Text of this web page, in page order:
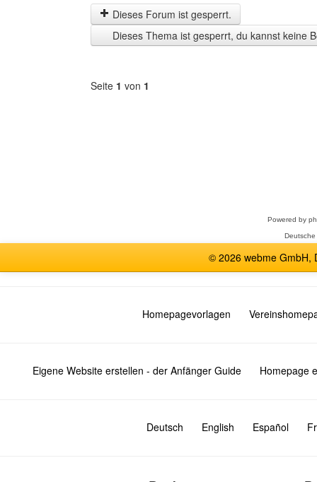
letzten
Zeit
anzeigen
Dieses Forum ist gesperrt.
Dieses Thema ist gesperrt, du kannst keine
Seite 1 von 1
Powered by
© 2026 webme GmbH,
Homepagevorlagen
Eigene Website erstellen - der Anfänger Guide Homepage
Deutsch English Español